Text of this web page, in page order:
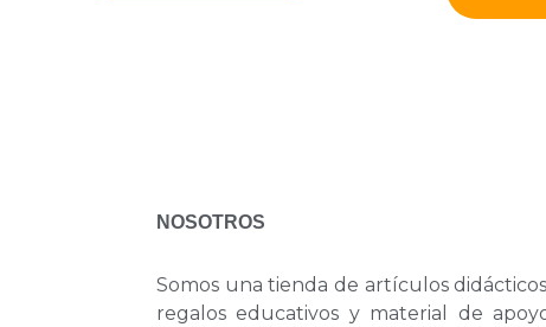
NOSOTROS
Somos una tienda de artículos
regalos educativos y material de